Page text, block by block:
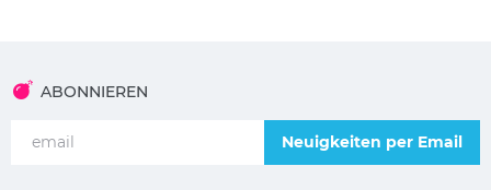
ABONNIEREN
Neuigkeiten per Email